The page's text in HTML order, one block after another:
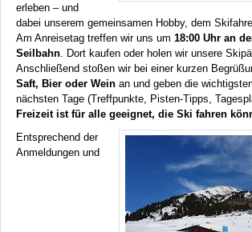
erleben – und
dabei unserem gemeinsamen Hobby, dem
Am Anreisetag treffen wir uns um 18:00 Uhr an
Seilbahn . Dort kaufen oder holen wir unsere
Anschließend stoßen wir bei einer kurzen
Saft, Bier oder Wein an und geben die
nächsten Tage (Treffpunkte, Pisten-Tipps,
Freizeit ist für alle geeignet, die Ski fahren
Entsprechend der
Anmeldungen und